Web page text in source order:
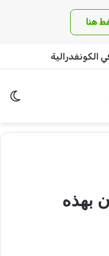
هنا
الكونفدرالية
بهذه